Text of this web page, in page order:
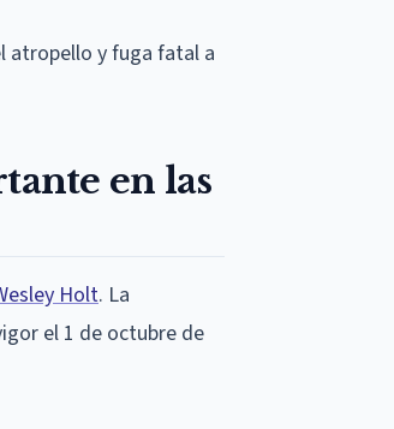
atropello y fuga fatal a
en las
Holt. La
el 1 de octubre de